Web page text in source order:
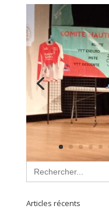
Search
Articles récents